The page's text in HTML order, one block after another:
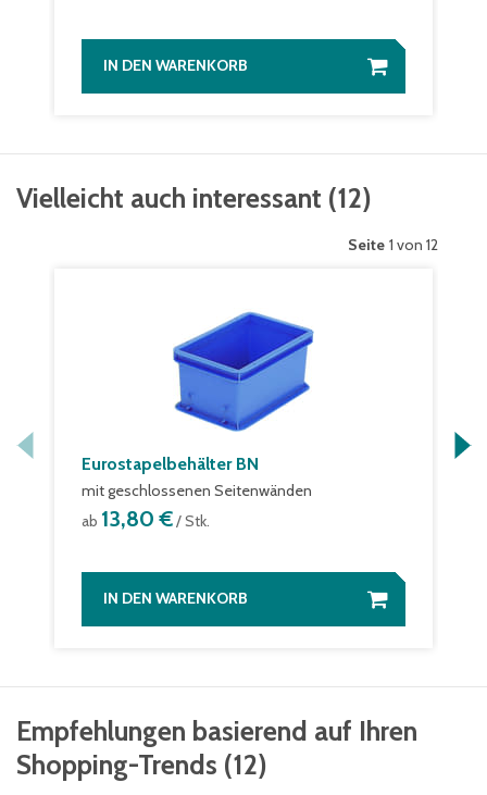
IN DEN WARENKORB
Vielleicht auch interessant (12)
Seite 1 von 12
Eurostapelbehälter BN
mit geschlossenen Seitenwänden
ab 13,80 €/ Stk.
IN DEN WARENKORB
Empfehlungen basierend auf Ihren
Shopping-Trends (12)